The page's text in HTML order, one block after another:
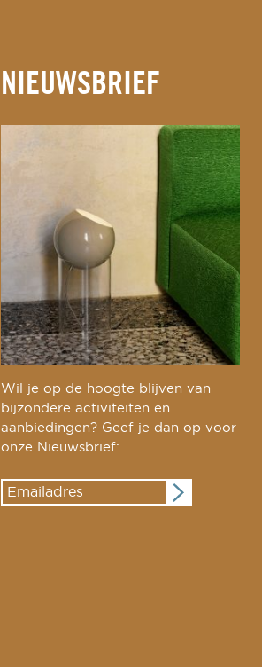
NIEUWSBRIEF
Wil je op de hoogte blijven van
bijzondere activiteiten en
aanbiedingen? Geef je dan op voor
onze Nieuwsbrief: